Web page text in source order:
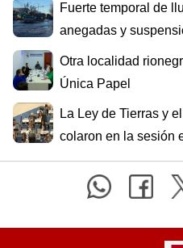
Fuerte temporal de
anegadas y
Otra localidad
Única Papel
La Ley de Tierras y
colaron en la sesión